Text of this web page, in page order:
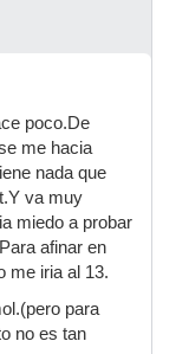
poco.De
me hacia
nada que
va muy
miedo a probar
afinar en
me iria al 13.
para
no es tan